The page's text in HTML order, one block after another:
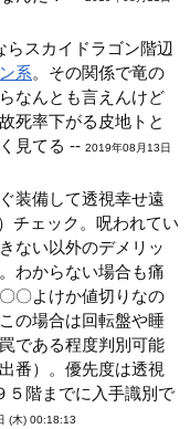
らスカイドラゴン階辺
系。その関係で竜の
なんとも言えんけど
死率下がる皮地トと
見てる --2019年08月13日
装備して透視幸せ遠
チェック。呪われてい
ない以外のデメリッ
わからない場合も痛
〇よけか値切りなの
の場合は回転盤や睡
である程度判別可能
番）。優先度は透視
５階までに入手識別で
(木) 00:18:13